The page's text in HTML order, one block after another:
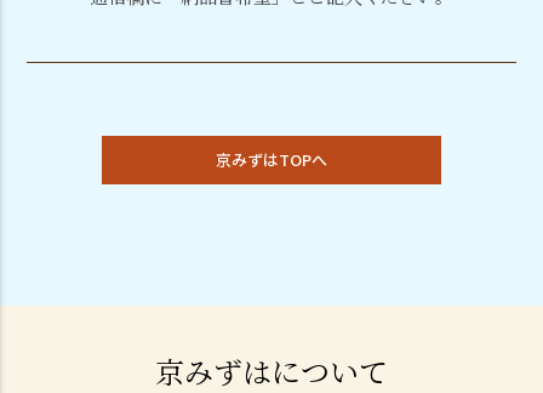
京みずはTOPへ
京みずはについて